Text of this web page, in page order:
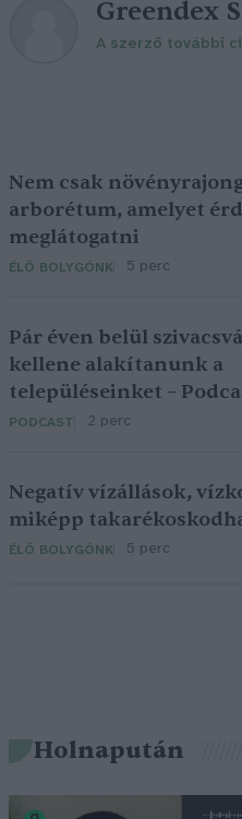
Greendex
A szerző további
Nem csak
arborétum, amelyet
meglátogatni
ÉLŐ BOLYGÓNK 5 perc
Pár éven belül
kellene alakítanunk a
településeinket –
PODCAST 2 perc
Negatív vízállások,
miképp
ÉLŐ BOLYGÓNK 5 perc
Holnapután